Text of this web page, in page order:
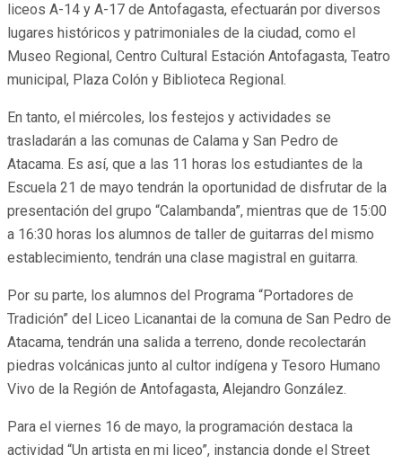
liceos A-14 y A-17 de Antofagasta, efectuarán por diversos
lugares históricos y patrimoniales de la ciudad, como el
Museo Regional, Centro Cultural Estación Antofagasta, Teatro
municipal, Plaza Colón y Biblioteca Regional.
En tanto, el miércoles, los festejos y actividades se
trasladarán a las comunas de Calama y San Pedro de
Atacama. Es así, que a las 11 horas los estudiantes de la
Escuela 21 de mayo tendrán la oportunidad de disfrutar de la
presentación del grupo “Calambanda”, mientras que de 15:00
a 16:30 horas los alumnos de taller de guitarras del mismo
establecimiento, tendrán una clase magistral en guitarra.
Por su parte, los alumnos del Programa “Portadores de
Tradición” del Liceo Licanantai de la comuna de San Pedro de
Atacama, tendrán una salida a terreno, donde recolectarán
piedras volcánicas junto al cultor indígena y Tesoro Humano
Vivo de la Región de Antofagasta, Alejandro González.
Para el viernes 16 de mayo, la programación destaca la
actividad “Un artista en mi liceo”, instancia donde el Street